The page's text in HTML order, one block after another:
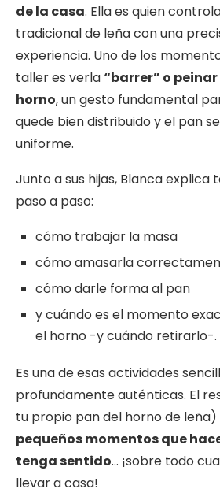
de la casa. Ella es quien
tradicional de leña con una
experiencia. Uno de los
taller es verla“barrer” o
horno, un gesto fundamental
quede bien distribuido y el pan
uniforme.
Junto a sus hijas, Blanca explica
paso a paso:
cómo trabajar la masa
cómo amasarla
cómo darle forma al pan
y cuándo es el momento
el horno -y cuándo retirarlo-.
Es una de esas actividades
profundamente auténticas. El
tu propio pan del horno de leña)
pequeños momentos que
tenga sentido… ¡sobre todo
llevar a casa!